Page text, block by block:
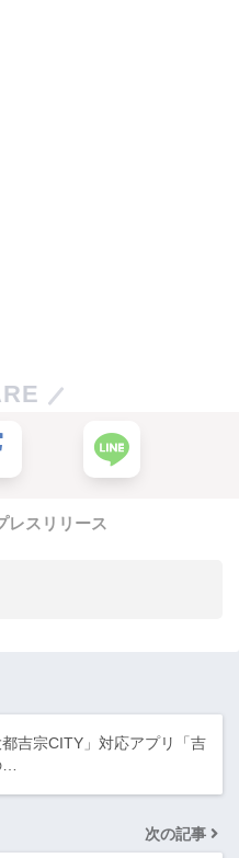
レスリリース
吉宗CITY」対応アプリ「吉
次の記事